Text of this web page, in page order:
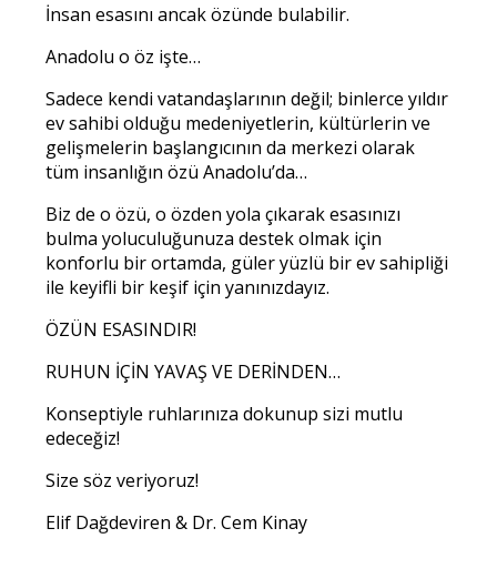
İnsan esasını ancak özünde bulabilir.
Anadolu o öz işte…
Sadece kendi vatandaşlarının değil; binlerce yıldır
ev sahibi olduğu medeniyetlerin, kültürlerin ve
gelişmelerin başlangıcının da merkezi olarak
tüm insanlığın özü Anadolu’da…
Biz de o özü, o özden yola çıkarak esasınızı
bulma yoluculuğunuza destek olmak için
konforlu bir ortamda, güler yüzlü bir ev sahipliği
ile keyifli bir keşif için yanınızdayız.
ÖZÜN ESASINDIR!
RUHUN İÇİN YAVAŞ VE DERİNDEN…
Konseptiyle ruhlarınıza dokunup sizi mutlu
edeceğiz!
Size söz veriyoruz!
Elif Dağdeviren & Dr. Cem Kinay